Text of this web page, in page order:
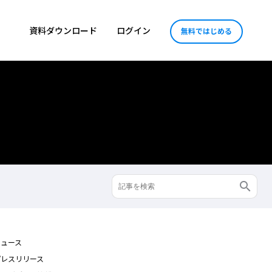
資料ダウンロード ログイン 無料ではじめる
ース
スリリース